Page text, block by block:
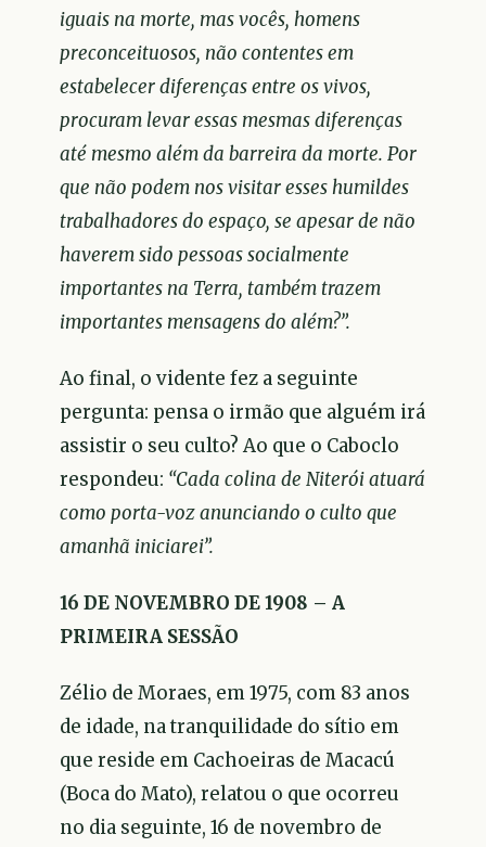
iguais na morte, mas vocês, homens
preconceituosos, não contentes em
estabelecer diferenças entre os vivos,
procuram levar essas mesmas diferenças
até mesmo além da barreira da morte. Por
que não podem nos visitar esses humildes
trabalhadores do espaço, se apesar de não
haverem sido pessoas socialmente
importantes na Terra, também trazem
importantes mensagens do além?”.
Ao final, o vidente fez a seguinte
pergunta: pensa o irmão que alguém irá
assistir o seu culto? Ao que o Caboclo
respondeu: “Cada colina de Niterói atuará
como porta-voz anunciando o culto que
amanhã iniciarei”.
16 DE NOVEMBRO DE 1908 – A
PRIMEIRA SESSÃO
Zélio de Moraes, em 1975, com 83 anos
de idade, na tranquilidade do sítio em
que reside em Cachoeiras de Macacú
(Boca do Mato), relatou o que ocorreu
no dia seguinte, 16 de novembro de